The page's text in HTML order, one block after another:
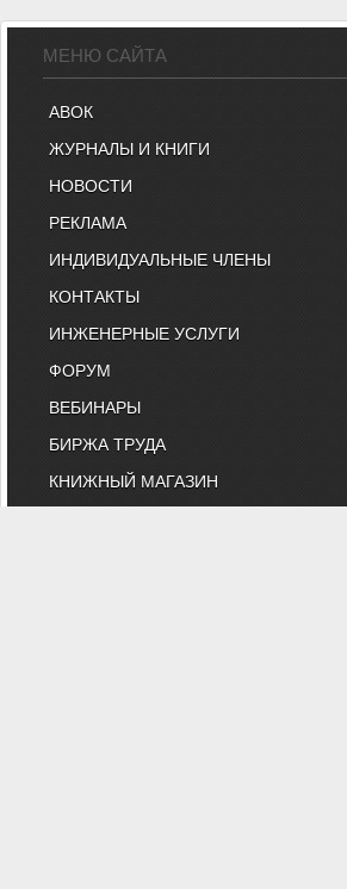
МЕНЮ САЙТА
АВОК
ЖУРНАЛЫ И КНИГИ
НОВОСТИ
РЕКЛАМА
ИНДИВИДУАЛЬНЫЕ ЧЛЕНЫ
КОНТАКТЫ
ИНЖЕНЕРНЫЕ УСЛУГИ
ФОРУМ
ВЕБИНАРЫ
БИРЖА ТРУДА
КНИЖНЫЙ МАГАЗИН